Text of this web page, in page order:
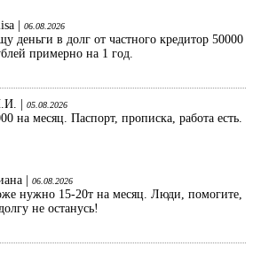
| 06.08.2026
деньги в долг от частного кредитор 50000
примерно на 1 год.
| 05.08.2026
на месяц. Паспорт, прописка, работа есть.
|
06.08.2026
нужно 15-20т на месяц. Люди, помогите,
не останусь!